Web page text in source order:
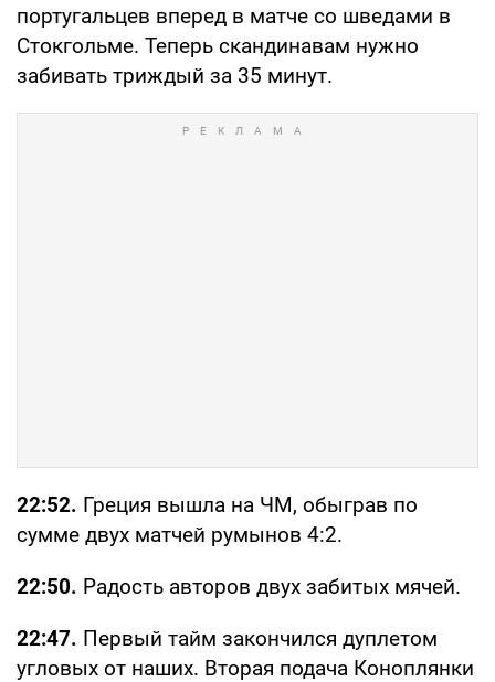
португальцев вперед в матче со шведами в
Стокгольме. Теперь скандинавам нужно
забивать триждый за 35 минут.
22:52. Греция вышла на ЧМ, обыграв по
сумме двух матчей румынов 4:2.
22:50. Радость авторов двух забитых мячей.
22:47. Первый тайм закончился дуплетом
угловых от наших. Вторая подача Коноплянки